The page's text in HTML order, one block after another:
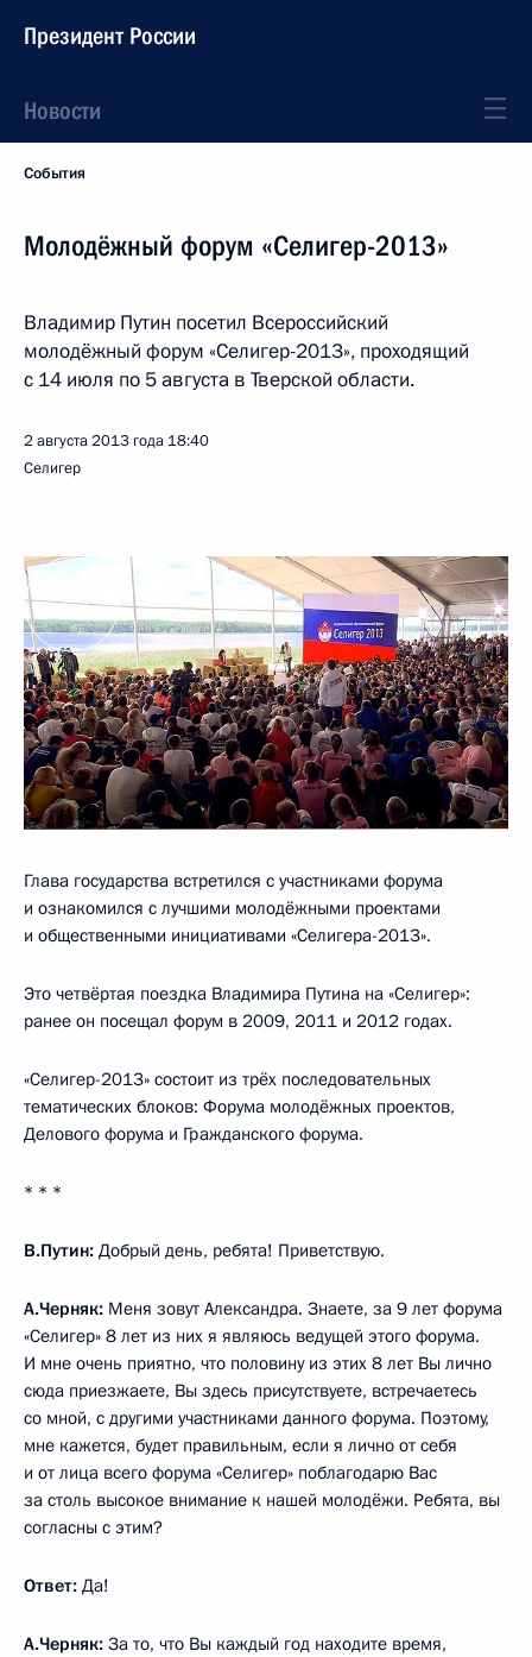
Президент России
Новости
События
Молодёжный форум «Селигер-2013»
Владимир Путин посетил Всероссийский
молодёжный форум «Селигер-2013», проходящий
с 14 июля по 5 августа в Тверской области.
2 августа 2013 года 18:40
Селигер
Глава государства встретился с участниками форума
и ознакомился с лучшими молодёжными проектами
и общественными инициативами «Селигера-2013».
Это четвёртая поездка Владимира Путина на «Селигер»:
ранее он посещал форум в 2009, 2011 и 2012 годах.
«Селигер-2013» состоит из трёх последовательных
тематических блоков: Форума молодёжных проектов,
Делового форума и Гражданского форума.
* * *
В.Путин: Добрый день, ребята! Приветствую.
А.Черняк: Меня зовут Александра. Знаете, за 9 лет форума
«Селигер» 8 лет из них я являюсь ведущей этого форума.
И мне очень приятно, что половину из этих 8 лет Вы лично
сюда приезжаете, Вы здесь присутствуете, встречаетесь
со мной, с другими участниками данного форума. Поэтому,
мне кажется, будет правильным, если я лично от себя
и от лица всего форума «Селигер» поблагодарю Вас
за столь высокое внимание к нашей молодёжи. Ребята, вы
согласны с этим?
Ответ: Да!
А.Черняк: За то, что Вы каждый год находите время,